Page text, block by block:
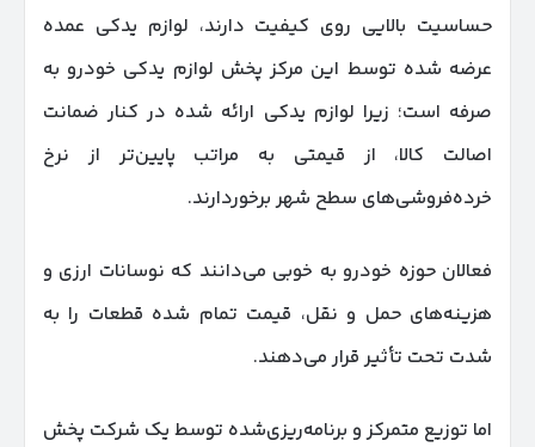
حساسیت بالایی روی کیفیت دارند، لوازم یدکی عمده
عرضه شده توسط این مرکز پخش لوازم یدکی خودرو به
صرفه است؛ زیرا لوازم یدکی ارائه شده در کنار ضمانت
اصالت کالا، از قیمتی به مراتب پایین‌تر از نرخ
خرده‌فروشی‌های سطح شهر برخوردارند.
فعالان حوزه خودرو به خوبی می‌دانند که نوسانات ارزی و
هزینه‌های حمل و نقل، قیمت تمام ‌شده قطعات را به
شدت تحت تأثیر قرار می‌دهند.
اما توزیع متمرکز و برنامه‌ریزی‌شده توسط یک شرکت پخش